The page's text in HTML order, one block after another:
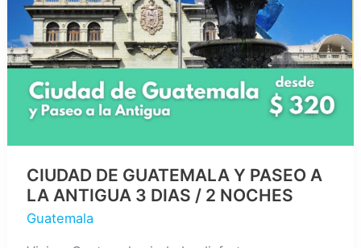
Dias
/
2
Noches
CIUDAD DE GUATEMALA Y PASEO A
LA ANTIGUA 3 DIAS / 2 NOCHES
Guatemala